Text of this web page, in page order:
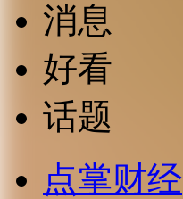
消息
好看
话题
点掌财经